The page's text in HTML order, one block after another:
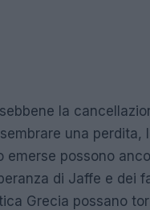
la
una perdita,
emerse possono
di Jaffe e dei
Grecia possano